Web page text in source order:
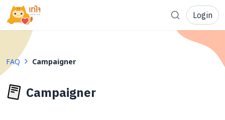
Get to Know
Projects
About Us
Tax Deductions
Login
FAQ Campaigner
Campaigner